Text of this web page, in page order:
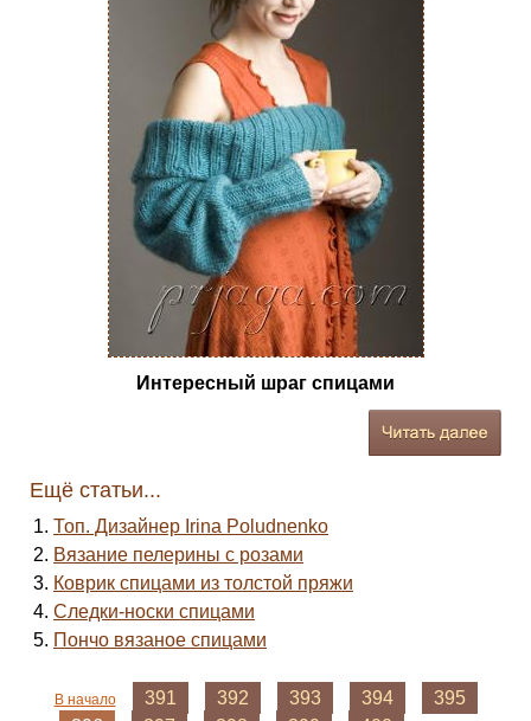
Интересный шраг спицами
Ещё статьи...
Топ. Дизайнер Irina Poludnenko
Вязание пелерины с розами
Коврик спицами из толстой пряжи
Следки-носки спицами
Пончо вязаное спицами
В начало 391 392 393 394
395